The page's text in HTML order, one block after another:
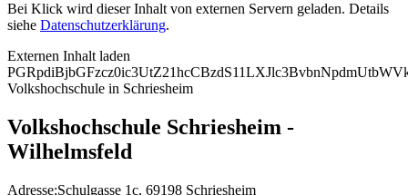
Bei Klick wird dieser Inhalt von externen Servern geladen. Details
siehe Datenschutzerklärung.
Externen Inhalt laden
Volkshochschule in Schriesheim
Volkshochschule Schriesheim -
Wilhelmsfeld
Adresse:Schulgasse 1c, 69198 Schriesheim